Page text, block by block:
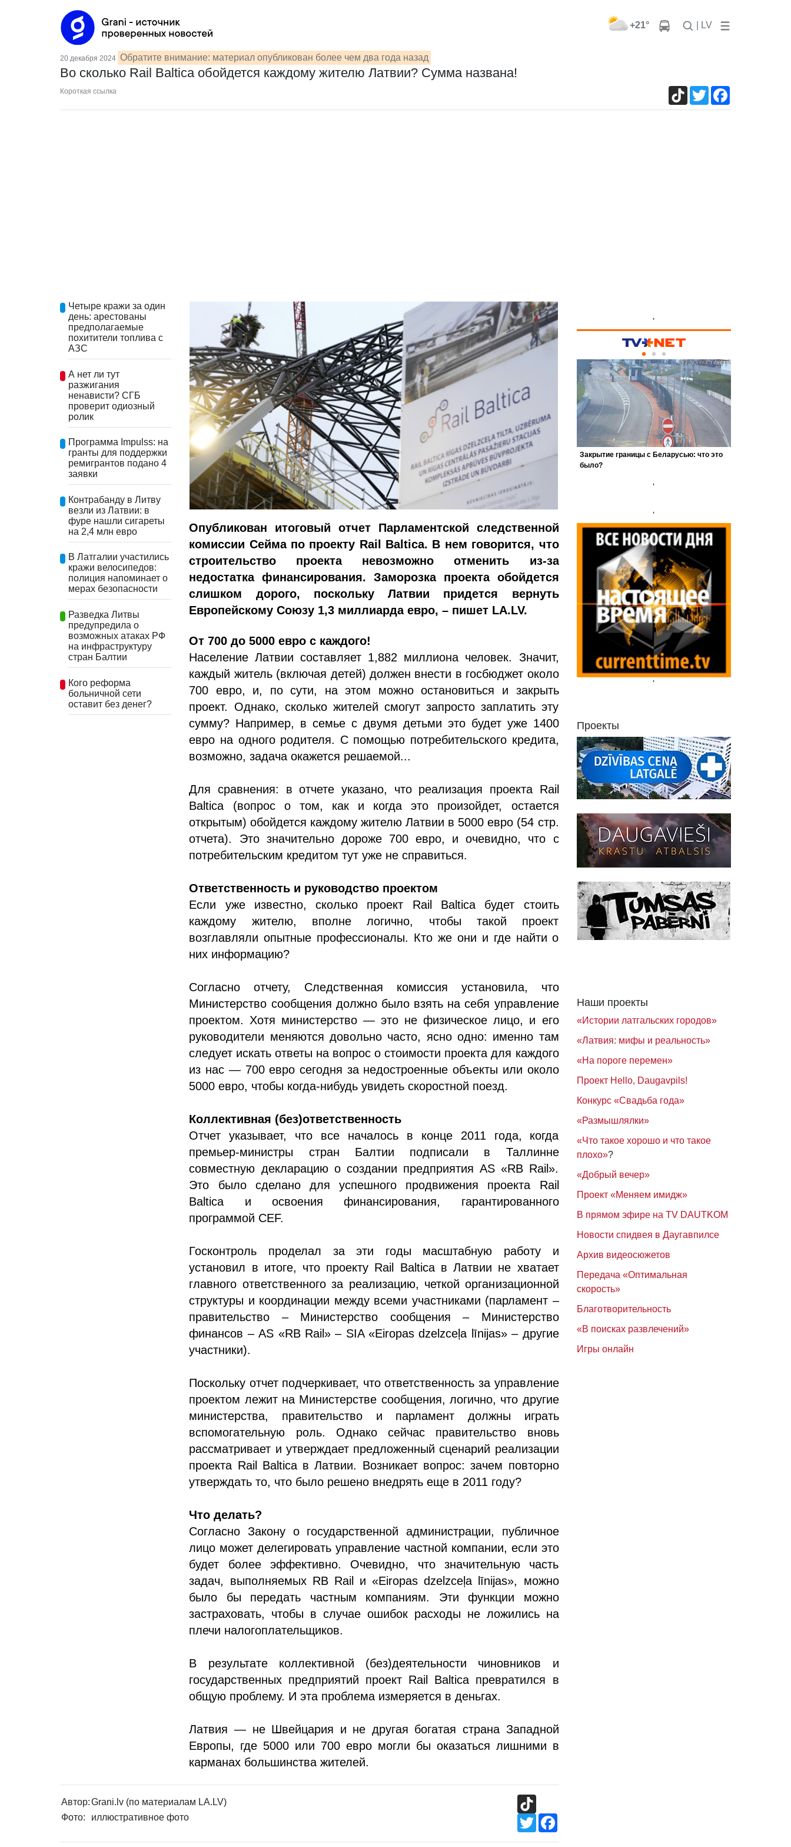
+21° | LV
20 декабря 2024 Обратите внимание: материал опубликован более чем два года назад
Во сколько Rail Baltica обойдется каждому жителю Латвии? Сумма названа!
Короткая ссылка TikTokTwitter
Четыре кражи за один
день: арестованы
предполагаемые
похитители топлива с
АЗС
А нет ли тут
разжигания
ненависти? СГБ
проверит одиозный
ролик
Программа Impulss: на
гранты для поддержки
ремигрантов подано 4
заявки
Контрабанду в Литву
везли из Латвии: в
фуре нашли сигареты
на 2,4 млн евро
В Латгалии участились
кражи велосипедов:
полиция напоминает о
мерах безопасности
Разведка Литвы
предупредила о
возможных атаках РФ
на инфраструктуру
стран Балтии
Кого реформа
больничной сети
оставит без денег?
Опубликован итоговый отчет Парламентской следственной
комиссии Сейма по проекту Rail Baltica. В нем говорится, что
строительство проекта невозможно отменить из-за
недостатка финансирования. Заморозка проекта обойдется
слишком дорого, поскольку Латвии придется вернуть
Европейскому Союзу 1,3 миллиарда евро, – пишет LA.LV.
От 700 до 5000 евро с каждого!
Население Латвии составляет 1,882 миллиона человек. Значит,
каждый житель (включая детей) должен внести в госбюджет около
700 евро, и, по сути, на этом можно остановиться и закрыть
проект. Однако, сколько жителей смогут запросто заплатить эту
сумму? Например, в семье с двумя детьми это будет уже 1400
евро на одного родителя. С помощью потребительского кредита,
возможно, задача окажется решаемой...
Для сравнения: в отчете указано, что реализация проекта Rail
Baltica (вопрос о том, как и когда это произойдет, остается
открытым) обойдется каждому жителю Латвии в 5000 евро (54 стр.
отчета). Это значительно дороже 700 евро, и очевидно, что с
потребительским кредитом тут уже не справиться.
Ответственность и руководство проектом
Если уже известно, сколько проект Rail Baltica будет стоить
каждому жителю, вполне логично, чтобы такой проект
возглавляли опытные профессионалы. Кто же они и где найти о
них информацию?
Согласно отчету, Следственная комиссия установила, что
Министерство сообщения должно было взять на себя управление
проектом. Хотя министерство — это не физическое лицо, и его
руководители меняются довольно часто, ясно одно: именно там
следует искать ответы на вопрос о стоимости проекта для каждого
из нас — 700 евро сегодня за недостроенные объекты или около
5000 евро, чтобы когда-нибудь увидеть скоростной поезд.
Коллективная (без)ответственность
Отчет указывает, что все началось в конце 2011 года, когда
премьер-министры стран Балтии подписали в Таллинне
совместную декларацию о создании предприятия AS «RB Rail».
Это было сделано для успешного продвижения проекта Rail
Baltica и освоения финансирования, гарантированного
программой CEF.
Госконтроль проделал за эти годы масштабную работу и
установил в итоге, что проекту Rail Baltica в Латвии не хватает
главного ответственного за реализацию, четкой организационной
структуры и координации между всеми участниками (парламент –
правительство – Министерство сообщения – Министерство
финансов – AS «RB Rail» – SIA «Eiropas dzelzceļa līnijas» – другие
участники).
Поскольку отчет подчеркивает, что ответственность за управление
проектом лежит на Министерстве сообщения, логично, что другие
министерства, правительство и парламент должны играть
вспомогательную роль. Однако сейчас правительство вновь
рассматривает и утверждает предложенный сценарий реализации
проекта Rail Baltica в Латвии. Возникает вопрос: зачем повторно
утверждать то, что было решено внедрять еще в 2011 году?
Что делать?
Согласно Закону о государственной администрации, публичное
лицо может делегировать управление частной компании, если это
будет более эффективно. Очевидно, что значительную часть
задач, выполняемых RB Rail и «Eiropas dzelzceļa līnijas», можно
было бы передать частным компаниям. Эти функции можно
застраховать, чтобы в случае ошибок расходы не ложились на
плечи налогоплательщиков.
В результате коллективной (без)деятельности чиновников и
государственных предприятий проект Rail Baltica превратился в
общую проблему. И эта проблема измеряется в деньгах.
Латвия — не Швейцария и не другая богатая страна Западной
Европы, где 5000 или 700 евро могли бы оказаться лишними в
карманах большинства жителей.
Автор:Grani.lv (по материалам LA.LV)
Фото:
иллюстративное фото
TikTok
TwitterFacebook
'
'
'
'
Проекты
Наши проекты
«Истории латгальских городов»
«Латвия: мифы и реальность»
«На пороге перемен»
Проект Hello, Daugavpils!
Конкурс «Свадьба года»
«Размышлялки»
«Что такое хорошо и что такое
плохо»?
«Добрый вечер»
Проект «Меняем имидж»
В прямом эфире на TV DAUTKOM
Новости спидвея в Даугавпилсе
Архив видеосюжетов
Передача «Оптимальная
скорость»
Благотворительность
«В поисках развлечений»
Игры онлайн